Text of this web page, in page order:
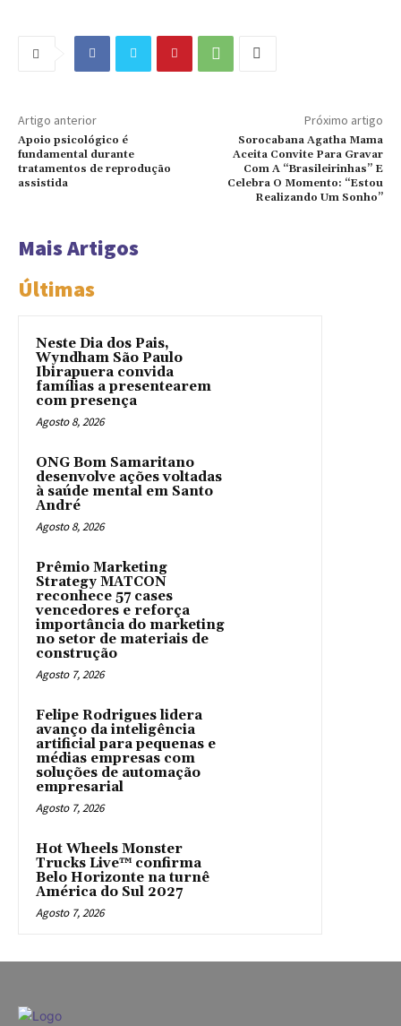
Artigo anterior
Apoio psicológico é
fundamental durante
tratamentos de reprodução
assistida
Próximo artigo
Sorocabana Agatha Mama
Aceita Convite Para Gravar
Com A “Brasileirinhas” E
Celebra O Momento: “Estou
Realizando Um Sonho”
Mais Artigos
Últimas
Neste Dia dos Pais,
Wyndham São Paulo
Ibirapuera convida
famílias a presentearem
com presença
Agosto 8, 2026
ONG Bom Samaritano
desenvolve ações voltadas
à saúde mental em Santo
André
Agosto 8, 2026
Prêmio Marketing
Strategy MATCON
reconhece 57 cases
vencedores e reforça
importância do marketing
no setor de materiais de
construção
Agosto 7, 2026
Felipe Rodrigues lidera
avanço da inteligência
artificial para pequenas e
médias empresas com
soluções de automação
empresarial
Agosto 7, 2026
Hot Wheels Monster
Trucks Live™ confirma
Belo Horizonte na turnê
América do Sul 2027
Agosto 7, 2026